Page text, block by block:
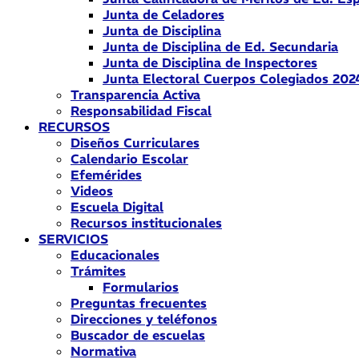
Junta de Celadores
Junta de Disciplina
Junta de Disciplina de Ed. Secundaria
Junta de Disciplina de Inspectores
Junta Electoral Cuerpos Colegiados
Transparencia Activa
Responsabilidad Fiscal
RECURSOS
Diseños Curriculares
Calendario Escolar
Efemérides
Videos
Escuela Digital
Recursos institucionales
SERVICIOS
Educacionales
Trámites
Formularios
Preguntas frecuentes
Direcciones y teléfonos
Buscador de escuelas
Normativa